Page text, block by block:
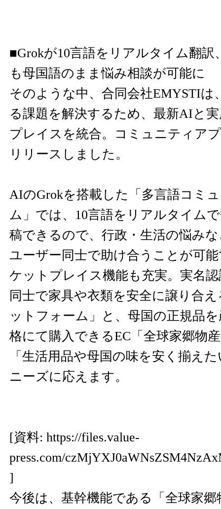
■Grokが10言語をリアルタイム翻訳
も母国語のまま悩み相談が可能に
そのような中、合同会社EMYSTIは
る課題を解決するため、最新AIと
プレイスを統合。コミュニティア
リリースしました。
AIのGrokを搭載した「多言語コミ
ム」では、10言語をリアルタイム
稿できるので、行政・生活の悩み
ユーザー同士で助け合うことが可
ケットプレイス機能も充実。実名
同士で家具や衣類を安全に譲り合
ットフォーム」と、母国の正規品
格にて購入できるEC「全球家郷物
「生活用品や母国の味を安く揃え
ニーズに応えます。
[資料: https://files.value-
press.com/
]
今後は、基幹機能である「全球家郷